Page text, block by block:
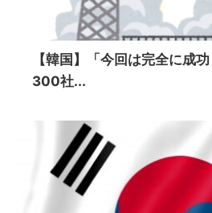
【韓国】「今回は完全に成
300社...